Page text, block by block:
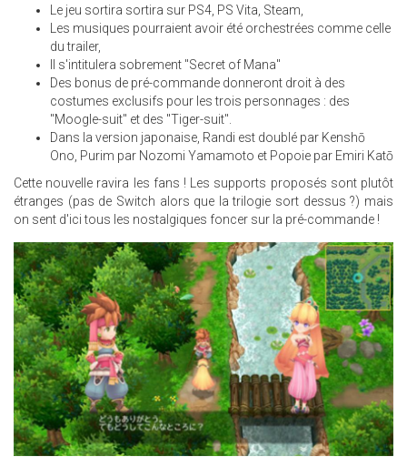
Le jeu sortira sortira sur PS4, PS Vita, Steam,
Les musiques pourraient avoir été orchestrées comme celle
du trailer,
Il s'intitulera sobrement "Secret of Mana"
Des bonus de pré-commande donneront droit à des
costumes exclusifs pour les trois personnages : des
"Moogle-suit" et des "Tiger-suit".
Dans la version japonaise, Randi est doublé par Kenshō
Ono, Purim par Nozomi Yamamoto et Popoie par Emiri Katō
Cette nouvelle ravira les fans ! Les supports proposés sont plutôt
étranges (pas de Switch alors que la trilogie sort dessus ?) mais
on sent d'ici tous les nostalgiques foncer sur la pré-commande !
INTRODUCTION-
FIG051.JPG